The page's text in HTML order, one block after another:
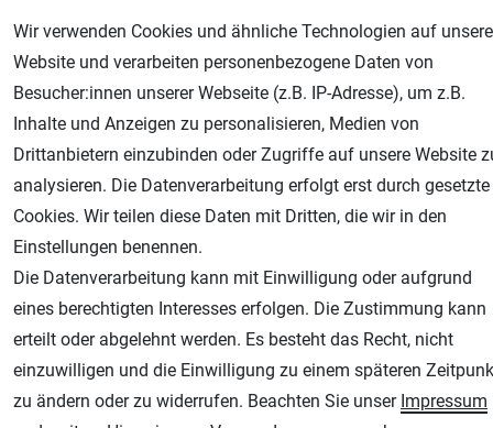
AGB Widerrufsrecht Datenschutz Impressum
Unsere weiteren Shops:
Airbrush-City
Fachhandel für: Airbrushpistolen, Kompressoren, Airbrushfarben
Modellbau-City
Modellbau Shop
Plotter-City
Schneideplotter, Transferpressen, Siebdruck und Plotterfolien
Wir verwenden Cookies und ähnliche Technologien auf
Website und verarbeiten personenbezogene Daten von
Besucher:innen unserer Webseite (z.B. IP-Adresse), um z.B.
Inhalte und Anzeigen zu personalisieren, Medien von
Drittanbietern einzubinden oder Zugriffe auf unsere Website
analysieren. Die Datenverarbeitung erfolgt erst durch gesetzte
Cookies. Wir teilen diese Daten mit Dritten, die wir in den
Einstellungen benennen.
Die Datenverarbeitung kann mit Einwilligung oder aufgrund
eines berechtigten Interesses erfolgen. Die Zustimmung kann
erteilt oder abgelehnt werden. Es besteht das Recht, nicht
einzuwilligen und die Einwilligung zu einem späteren
zu ändern oder zu widerrufen. Beachten Sie unser Impressum